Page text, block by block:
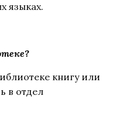
языках.
книгу или
в отдел